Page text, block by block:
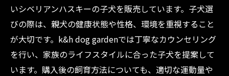
いシベリアンハスキーの子犬を販売しています。子犬選
びの際は、親犬の健康状態や性格、環境を重視すること
が大切です。k&h dog gardenでは丁寧なカウンセリング
を行い、家族のライフスタイルに合った子犬を提案して
います。購入後の飼育方法についても、適切な運動量や